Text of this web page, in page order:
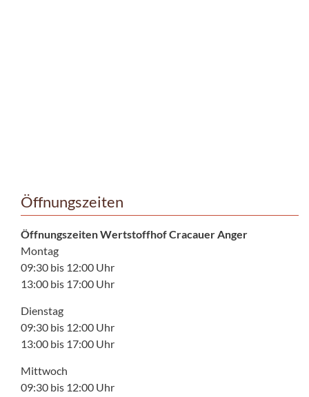
Öffnungszeiten
Öffnungszeiten Wertstoffhof Cracauer Anger
Montag
09:30 bis 12:00 Uhr
13:00 bis 17:00 Uhr
Dienstag
09:30 bis 12:00 Uhr
13:00 bis 17:00 Uhr
Mittwoch
09:30 bis 12:00 Uhr